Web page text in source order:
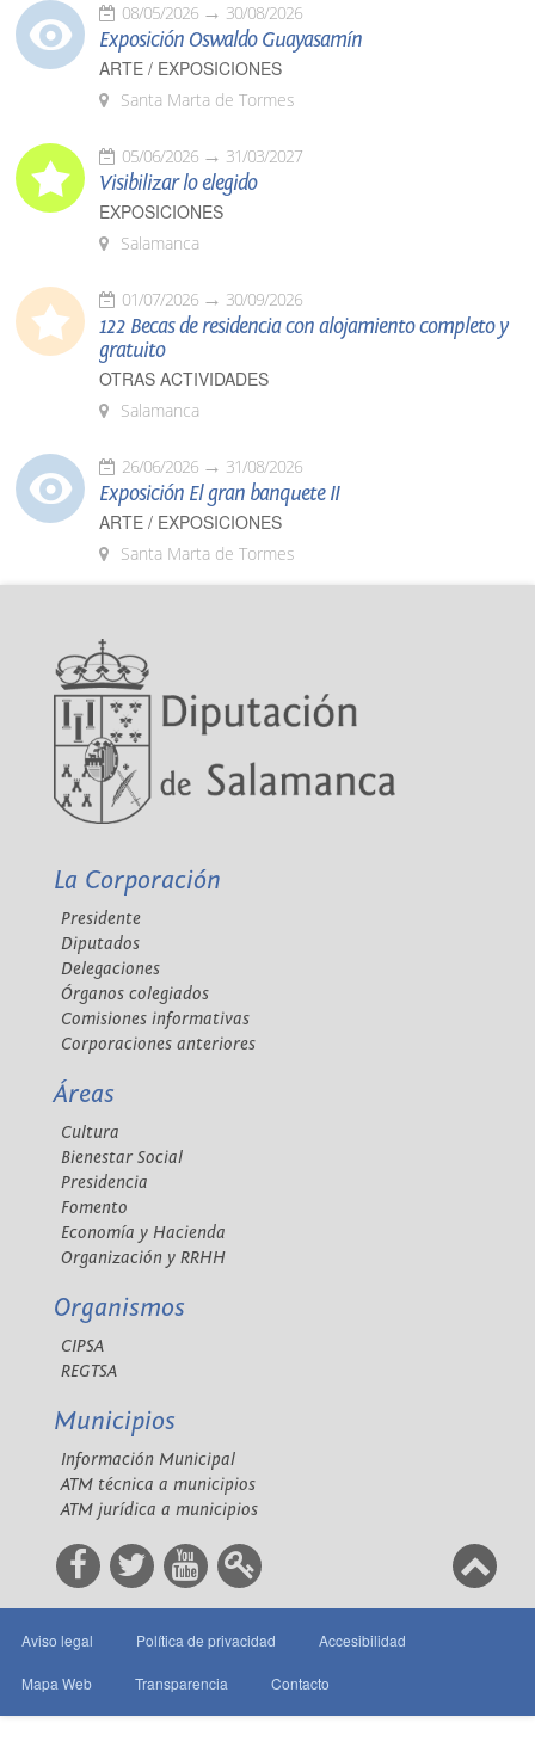
08/05/2026 30/08/2026
Exposición Oswaldo Guayasamín
ARTE / EXPOSICIONES
Santa Marta de Tormes
05/06/2026 31/03/2027
Visibilizar lo elegido
EXPOSICIONES
Salamanca
01/07/2026 30/09/2026
122 Becas de residencia con alojamiento completo y
gratuito
OTRAS ACTIVIDADES
Salamanca
26/06/2026 31/08/2026
Exposición El gran banquete II
ARTE / EXPOSICIONES
Santa Marta de Tormes
La Corporación
Presidente
Diputados
Delegaciones
Órganos colegiados
Comisiones informativas
Corporaciones anteriores
Áreas
Cultura
Bienestar Social
Presidencia
Fomento
Economía y Hacienda
Organización y RRHH
Organismos
CIPSA
REGTSA
Municipios
Información Municipal
ATM técnica a municipios
ATM jurídica a municipios
Aviso legal Política de privacidad Accesibilidad
Mapa Web Transparencia Contacto